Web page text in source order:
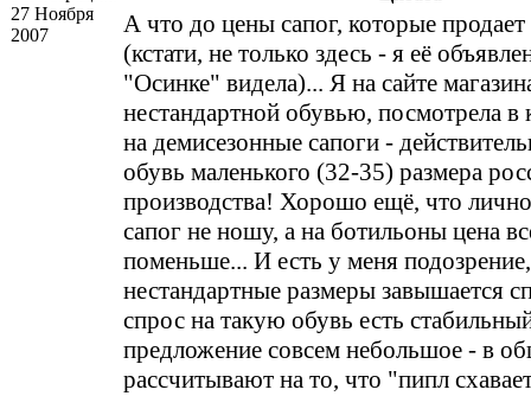
27 Ноября
2007
А что до цены сапог, которые
(кстати, не только здесь - я её
"Осинке" видела)... Я на сайте
нестандартной обувью, посмотрела в
на демисезонные сапоги -
обувь маленького (32-35) размера
производства! Хорошо ещё, что
сапог не ношу, а на ботильоны цена
поменьше... И есть у меня
нестандартные размеры завышается
спрос на такую обувь есть
предложение совсем небольшое - в
рассчитывают на то, что "пипл